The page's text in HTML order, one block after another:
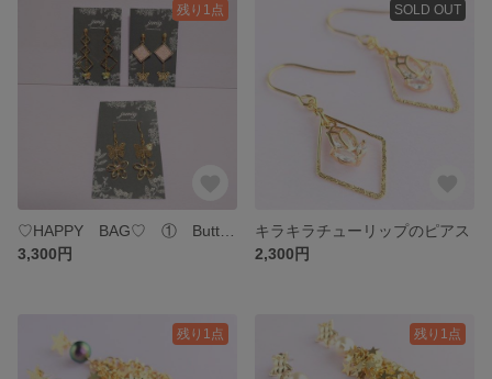
残り1点
3,300円
SOLD OUT
キラキラチューリップのピアス
2,300円
残り1点 残り1点